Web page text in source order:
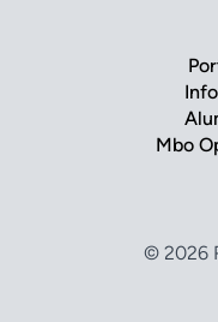
Mbo
© 2026